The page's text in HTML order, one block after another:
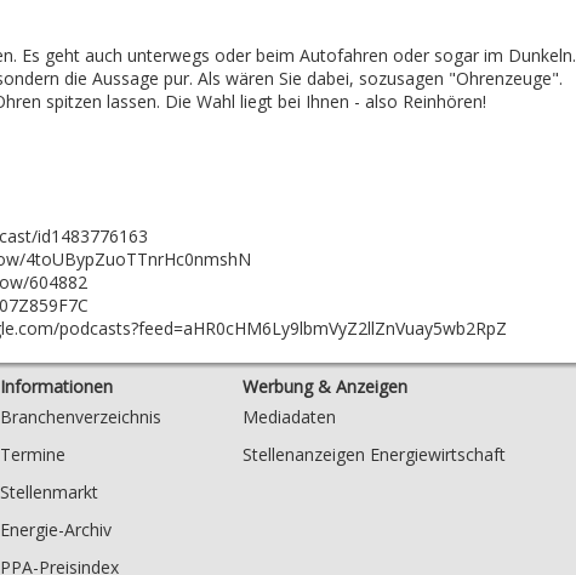
Es geht auch unterwegs oder beim Autofahren oder sogar im Dunkeln.
die Aussage pur. Als wären Sie dabei, sozusagen "Ohrenzeuge".
spitzen lassen. Die Wahl liegt bei Ihnen - also Reinhören!
id1483776163
4toUBypZuoTTnrHc0nmshN
604882
podcasts?feed=aHR0cHM6Ly9lbmVyZ2llZnVuay5wb2RpZ
Informationen
Branchenverzeichnis
Termine
Stellenmarkt
Energie-Archiv
PPA-Preisindex
Werbung & Anzeigen
Mediadaten
Stellenanzeigen Energiewirtschaft